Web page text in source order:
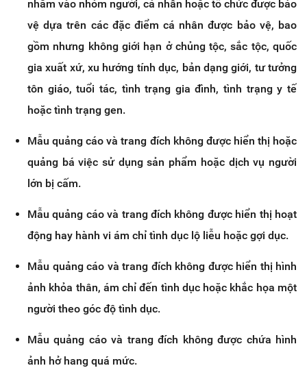
nhằm vào nhóm người, cá nhân hoặc tổ chức được bảo
vệ dựa trên các đặc điểm cá nhân được bảo vệ, bao
gồm nhưng không giới hạn ở chủng tộc, sắc tộc, quốc
gia xuất xứ, xu hướng tính dục, bản dạng giới, tư tưởng
tôn giáo, tuổi tác, tình trạng gia đình, tình trạng y tế
hoặc tình trạng gen.
Mẫu quảng cáo và trang đích không được hiển thị hoặc
quảng bá việc sử dụng sản phẩm hoặc dịch vụ người
lớn bị cấm.
Mẫu quảng cáo và trang đích không được hiển thị hoạt
động hay hành vi ám chỉ tình dục lộ liễu hoặc gợi dục.
Mẫu quảng cáo và trang đích không được hiển thị hình
ảnh khỏa thân, ám chỉ đến tình dục hoặc khắc họa một
người theo góc độ tình dục.
Mẫu quảng cáo và trang đích không được chứa hình
ảnh hở hang quá mức.